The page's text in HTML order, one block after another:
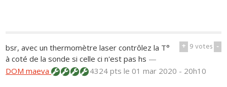
+ 9votes -
bsr, avec un thermomètre laser contrôlez la T°
à coté de la sonde si celle ci n'est pas hs —
DOM maeva
4324 ptsle 01 mar 2020 - 20h10